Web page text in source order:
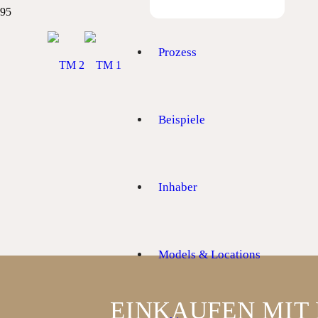
Prozess
Beispiele
Inhaber
Models & Locations
EINKAUFEN MIT